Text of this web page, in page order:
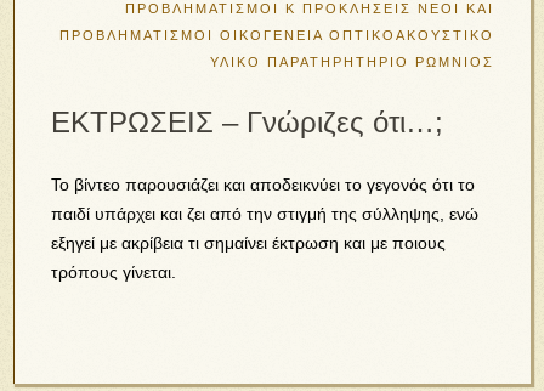
ΠΡΟΒΛΗΜΑΤΙΣΜΟΙ Κ ΠΡΟΚΛΗΣΕΙΣ
ΝΕΟΙ ΚΑΙ
ΠΡΟΒΛΗΜΑΤΙΣΜΟΙ
ΟΙΚΟΓΕΝΕΙΑ ΟΠΤΙΚΟΑΚΟΥΣΤΙΚΟ
ΥΛΙΚΟ
ΠΑΡΑΤΗΡΗΤΗΡΙΟ ΡΩΜΝΙΟΣ
ΕΚΤΡΩΣΕΙΣ – Γνώριζες ότι…;
Το βίντεο παρουσιάζει και αποδεικνύει το γεγονός ότι το
παιδί υπάρχει και ζει από την στιγμή της σύλληψης, ενώ
εξηγεί με ακρίβεια τι σημαίνει έκτρωση και με ποιους
τρόπους γίνεται.